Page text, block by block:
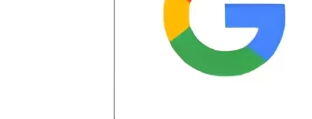
for debt that had not even been settled.
introduction with Caroline V, who is also
a dedicated professional who made sure
I had everything in place. I have had a